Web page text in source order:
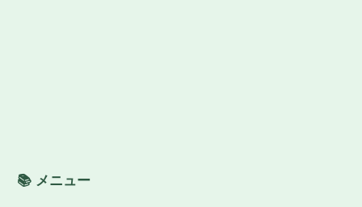
📚 メニュー